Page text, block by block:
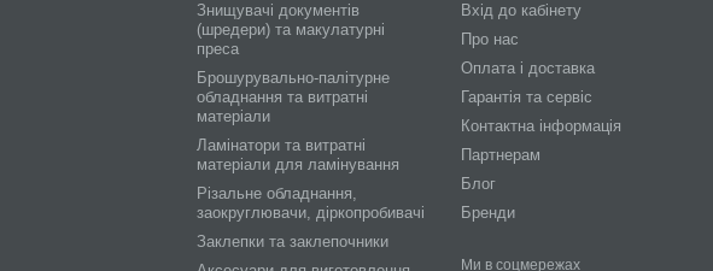
Знищувачі документів
(шредери) та макулатурні
преса
Брошурувально-палітурне
обладнання та витратні
матеріали
Ламінатори та витратні
матеріали для ламінування
Різальне обладнання,
заокруглювачи, діркопробивачі
Заклепки та заклепочники
Вхід до кабінету
Про нас
Оплата і доставка
Гарантія та сервіс
Контактна інформація
Партнерам
Блог
Бренди
Ми в соцмережах